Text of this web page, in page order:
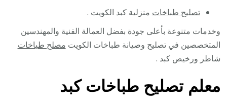
تصليح طباخات منزلية كبد الكويت .
وخدمات متنوعة بأعلى جودة بفضل العمالة الفنية والمهندسين
المتخصصين في تصليح وصيانة طباخات الكويت مصلح طباخات
شاطر ورخيص كبد .
معلم تصليح طباخات كبد